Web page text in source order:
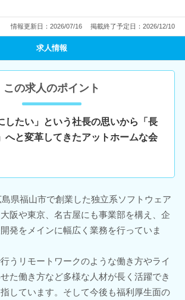
情報更新日：2026/07/16 掲載終了予定日：2026/12/10
求人情報
この求人のポイント
したい」という社長の思いから「長
へと変革してきたアットホームな会
県福山市で創業した独立系ソフトウェア
阪や東京、名古屋にも事業部を構え、企
発をメインに幅広く業務を行っていま
うリモートワークのような働き方やライ
た働き方など多様な人材が長く活躍でき
しています。そして今後も福利厚生面の